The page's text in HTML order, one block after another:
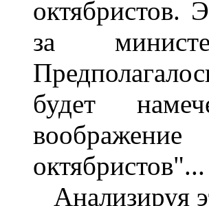
октябристов.
за
будет
октябристов"...
Анализируя